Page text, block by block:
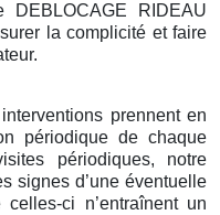
RIDEAU
la complicité et faire
prennent en
périodique de chaque
périodiques, notre
signes d’une éventuelle
ci n’entraînent un